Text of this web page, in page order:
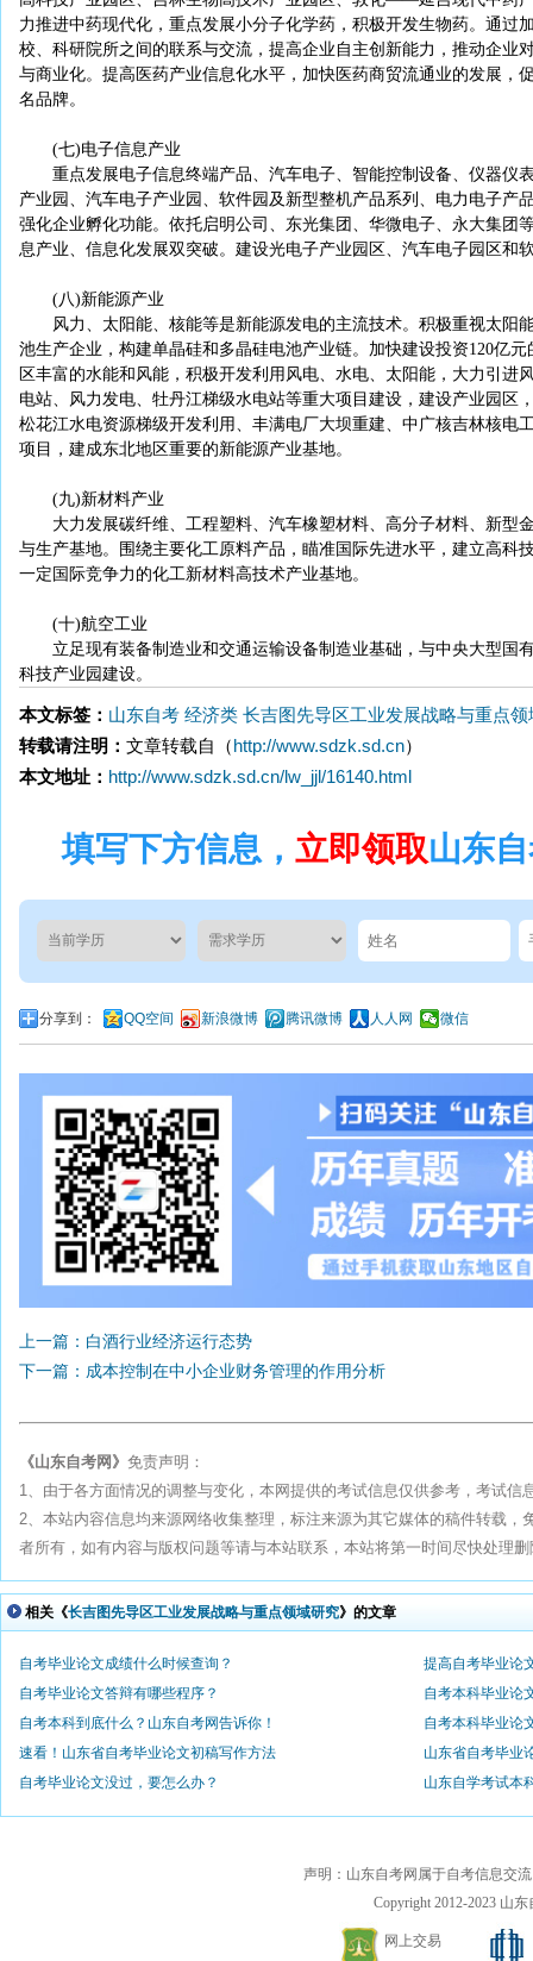
力推进中药现代化，重点发展小分子化学药，积极开发生物药。通过
校、科研院所之间的联系与交流，提高企业自主创新能力，推动企业
与商业化。提高医药产业信息化水平，加快医药商贸流通业的发展，
名品牌。
(七)电子信息产业
重点发展电子信息终端产品、汽车电子、智能控制设备、仪器仪
产业园、汽车电子产业园、软件园及新型整机产品系列、电力电子产
强化企业孵化功能。依托启明公司、东光集团、华微电子、永大集团
息产业、信息化发展双突破。建设光电子产业园区、汽车电子园区和
(八)新能源产业
风力、太阳能、核能等是新能源发电的主流技术。积极重视太阳
池生产企业，构建单晶硅和多晶硅电池产业链。加快建设投资120亿
区丰富的水能和风能，积极开发利用风电、水电、太阳能，大力引进
电站、风力发电、牡丹江梯级水电站等重大项目建设，建设产业园区
松花江水电资源梯级开发利用、丰满电厂大坝重建、中广核吉林核电
项目，建成东北地区重要的新能源产业基地。
(九)新材料产业
大力发展碳纤维、工程塑料、汽车橡塑材料、高分子材料、新型
与生产基地。围绕主要化工原料产品，瞄准国际先进水平，建立高科
一定国际竞争力的化工新材料高技术产业基地。
(十)航空工业
立足现有装备制造业和交通运输设备制造业基础，与中央大型国
科技产业园建设。
本文标签： 山东自考 经济类 长吉图先导区工业发展战略与重点领
转载请注明： 文章转载自（http://www.sdzk.sd.cn）
本文地址： http://www.sdzk.sd.cn/lw_jjl/16140.html
填写下方信息， 立即领取山东
分享到： QQ空间 新浪微博 腾讯微博 人人网 微信
上一篇：白酒行业经济运行态势
下一篇：成本控制在中小企业财务管理的作用分析
《山东自考网》 免责声明：
1、由于各方面情况的调整与变化，本网提供的考试信息仅供参考，考试信
2、本站内容信息均来源网络收集整理，标注来源为其它媒体的稿件转载，
者所有，如有内容与版权问题等请与本站联系，本站将第一时间尽快处理
相关《长吉图先导区工业发展战略与重点领域研究》的文章
自考毕业论文成绩什么时候查询？
提高自考毕业论
自考毕业论文答辩有哪些程序？
自考本科毕业论
自考本科到底什么？山东自考网告诉你！
自考本科毕业论
速看！山东省自考毕业论文初稿写作方法
山东省自考毕业
自考毕业论文没过，要怎么办？
山东自学考试本
声明：山东自考网属于自考信息交
Copyright 2012-2023 山
网上交易